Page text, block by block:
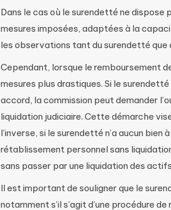
Dans le cas où le surendetté ne
mesures imposées, adaptées à la
les observations tant du surendetté que
Cependant, lorsque le remboursement
mesures plus drastiques. Si le
accord, la commission peut demander
liquidation judiciaire. Cette démarche
l’inverse, si le surendetté n’a aucun
rétablissement personnel sans
sans passer par une liquidation des
Il est important de souligner que le
notamment s’il s’agit d’une procédure